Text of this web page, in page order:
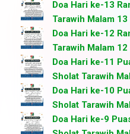
Doa Hari ke-13
Tarawih Malam 13
Doa Hari ke-12
Tarawih Malam 12
Doa Hari ke-11
Sholat Tarawih
Doa Hari ke-10
Sholat Tarawih
Doa Hari ke-9